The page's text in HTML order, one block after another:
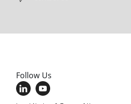
Follow Us